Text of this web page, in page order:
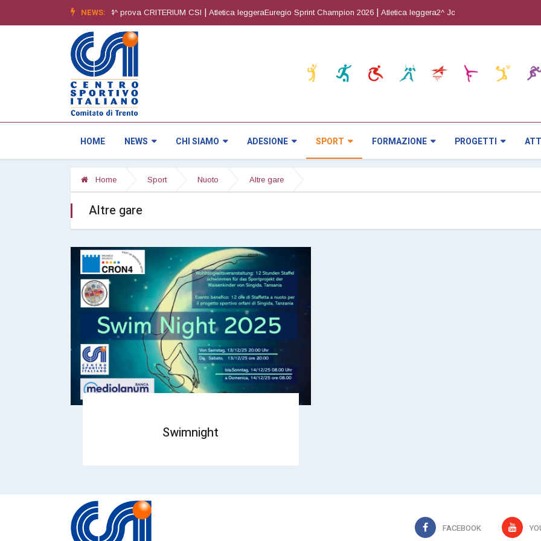
NEWS:
Orienteering4^ prova CRITERIUM CSI |Atletica leggeraEuregio Sprint Champion 2026 |Atletica leggera2^ Joy Cup Orienteering5^
HOME NEWS CHI SIAMO ADESIONE SPORT FORMAZIONE PROGETTI
Home Sport Nuoto Altre gare
Altre gare
Swimnight
FACEBOOK